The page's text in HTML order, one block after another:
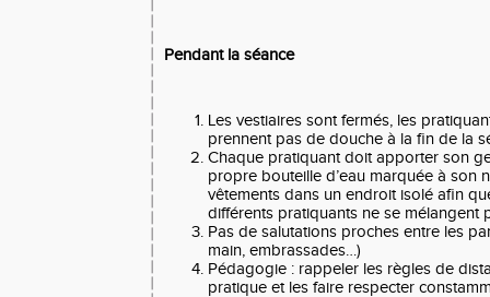
Pendant la séance
Les vestiaires sont fermés, les
prennent pas de douche à la fin de la
Chaque pratiquant doit apporter son
propre bouteille d’eau marquée à son
vêtements dans un endroit isolé afin
différents pratiquants ne se mélangent
Pas de salutations proches entre les
main, embrassades…)
Pédagogie : rappeler les règles de
pratique et les faire respecter